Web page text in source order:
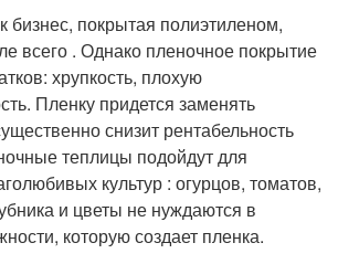
бизнес, покрытая полиэтиленом,
всего . Однако пленочное покрытие
хрупкость, плохую
Пленку придется заменять
снизит рентабельность
теплицы подойдут для
культур : огурцов, томатов,
и цветы не нуждаются в
которую создает пленка.